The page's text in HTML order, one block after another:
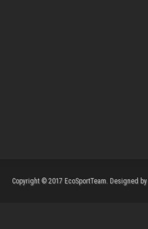
Copyright © 2017 EcoSportTeam. Designed by